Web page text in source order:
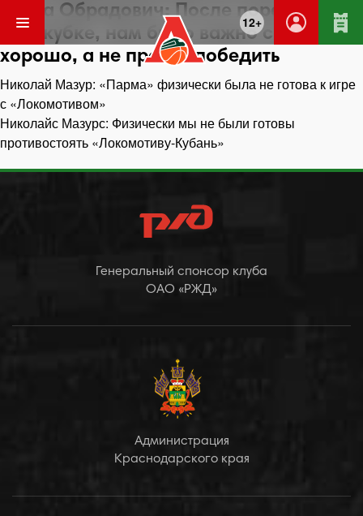
12+
Саша Обрадович: После поражения в
Еврокубке, нам было важно сыграть
хорошо, а не просто победить
Навигация
по
записям
Николай Мазур: «Парма» физически была не готова к игре
с «Локомотивом»
Николайс Мазурс: Физически мы не были готовы
противостоять «Локомотиву-Кубань»
Генеральный спонсор клуба
ОАО «РЖД»
Администрация
Краснодарского края